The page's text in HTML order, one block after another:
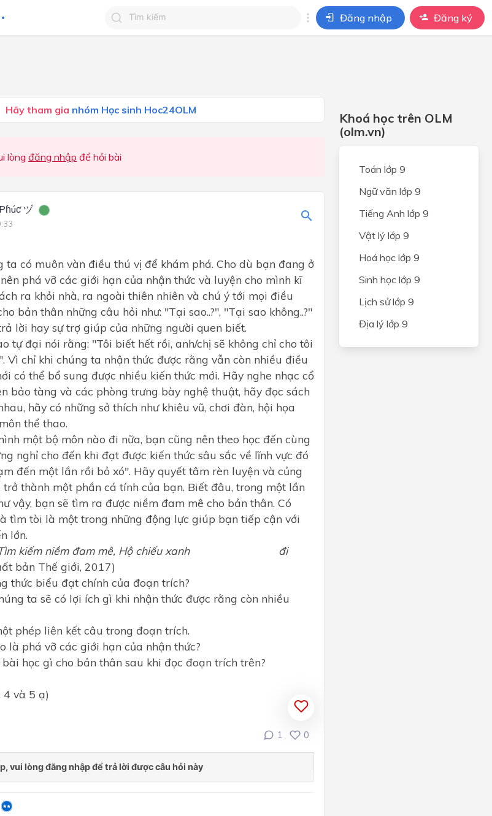
Đăng nhập Đăng ký
Hãy tham gia nhóm Học sinh Hoc24OLM
lòng đăng nhập để hỏi bài
ヅ
có muôn vàn điều thú vị để khám phá. Cho dù bạn đang ở
phá vỡ các giới hạn của nhận thức và luyện cho mình kĩ
ra khỏi nhà, ra ngoài thiên nhiên và chú ý tới mọi điều
bản thân những câu hỏi như: "Tại sao..?", "Tại sao không..?"
lời hay sự trợ giúp của những người quen biết.
đại nói rằng: "Tôi biết hết rồi, anh/chị sẽ không chỉ cho tôi
Vì chỉ khi chúng ta nhận thức được rằng vẫn còn nhiều điều
có thể bổ sung được nhiều kiến thức mới. Hãy nghe nhạc cổ
bảo tàng và các phòng trưng bày nghệ thuật, hãy đọc sách
hãy có những sở thích như khiêu vũ, chơi đàn, hội họa
thể thao.
một bộ môn nào đi nữa, bạn cũng nên theo học đến cùng
nghỉ cho đến khi đạt được kiến thức sâu sắc về lĩnh vực đó
đến một lần rồi bỏ xó". Hãy quyết tâm rèn luyện và củng
thành một phần cá tính của bạn. Biết đâu, trong một lần
vậy, bạn sẽ tìm ra được niềm đam mê cho bản thân. Có
tìm tòi là một trong những động lực giúp bạn tiếp cận với
lớn.
kiếm niềm đam mê, Hộ chiếu xanh đi
bản Thế giới, 2017)
thức biểu đạt chính của đoạn trích?
ta sẽ có lợi ích gì khi nhận thức được rằng còn nhiều
phép liên kết câu trong đoạn trích.
là phá vỡ các giới hạn của nhận thức?
học gì cho bản thân sau khi đọc đoạn trích trên?
4 và 5 ạ)
1 0
Khoá học trên OLM
(olm.vn)
Toán lớp 9
Ngữ văn lớp 9
Tiếng Anh lớp 9
Vật lý lớp 9
Hoá học lớp 9
Sinh học lớp 9
Lịch sử lớp 9
Địa lý lớp 9